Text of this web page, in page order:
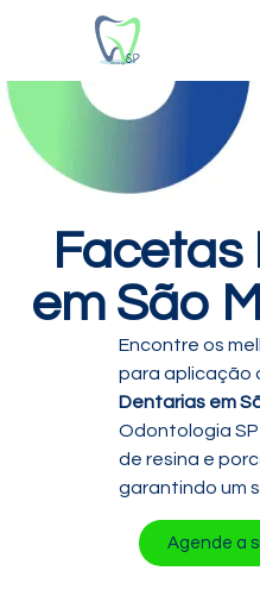
Facetas
em São
Encontre os
para aplicação
Dentarias em
Odontologia
de resina e
garantindo um
Agende a